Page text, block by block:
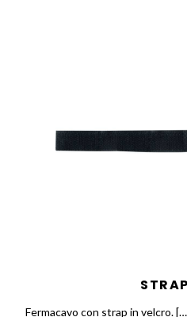
Fermacavo con strap in velcro.